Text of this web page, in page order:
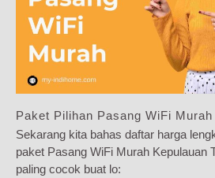
Paket Pilihan Pasang WiFi
Sekarang kita bahas daftar harga
paket Pasang WiFi Murah Kepulauan
paling cocok buat lo: